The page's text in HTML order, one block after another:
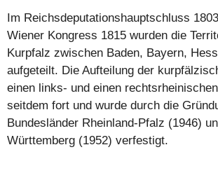
Im Reichsdeputationshauptschluss
Wiener Kongress 1815 wurden die
Kurpfalz zwischen Baden, Bayern,
aufgeteilt. Die Aufteilung der
einen links- und einen
seitdem fort und wurde durch die
Bundesländer Rheinland-Pfalz (1946)
Württemberg (1952) verfestigt.